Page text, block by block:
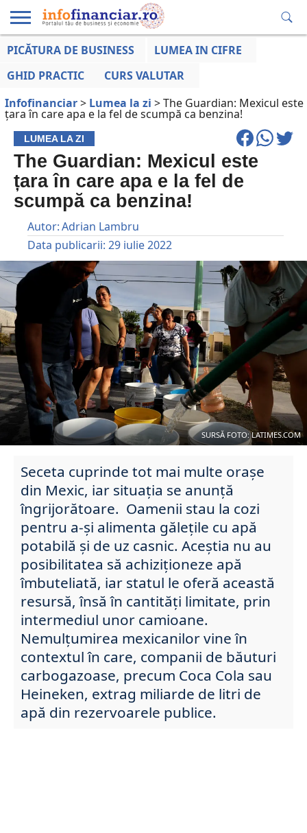
EDUCAȚIE
LA ZI
AFACERILOR
PICĂTURA DE BUSINESS
LUMEA IN CIFRE
GHID PRACTIC
CURS VALUTAR
Infofinanciar> Lumea la zi >The Guardian: Mexicul este
țara în care apa e la fel de scumpă ca benzina!
LUMEA LA ZI
The Guardian: Mexicul este
țara în care apa e la fel de
scumpă ca benzina!
Autor:Adrian Lambru
Data publicarii: 29 iulie 2022
SURSĂ FOTO: LATIMES.COM
Seceta cuprinde tot mai multe orașe
din Mexic, iar situația se anunță
îngrijorătoare. Oamenii stau la cozi
pentru a-și alimenta gălețile cu apă
potabilă și de uz casnic. Aceștia nu au
posibilitatea să achiziționeze apă
îmbuteliată, iar statul le oferă această
resursă, însă în cantități limitate, prin
intermediul unor camioane.
Nemulțumirea mexicanilor vine în
contextul în care, companii de băuturi
carbogazoase, precum Coca Cola sau
Heineken, extrag miliarde de litri de
apă din rezervoarele publice.